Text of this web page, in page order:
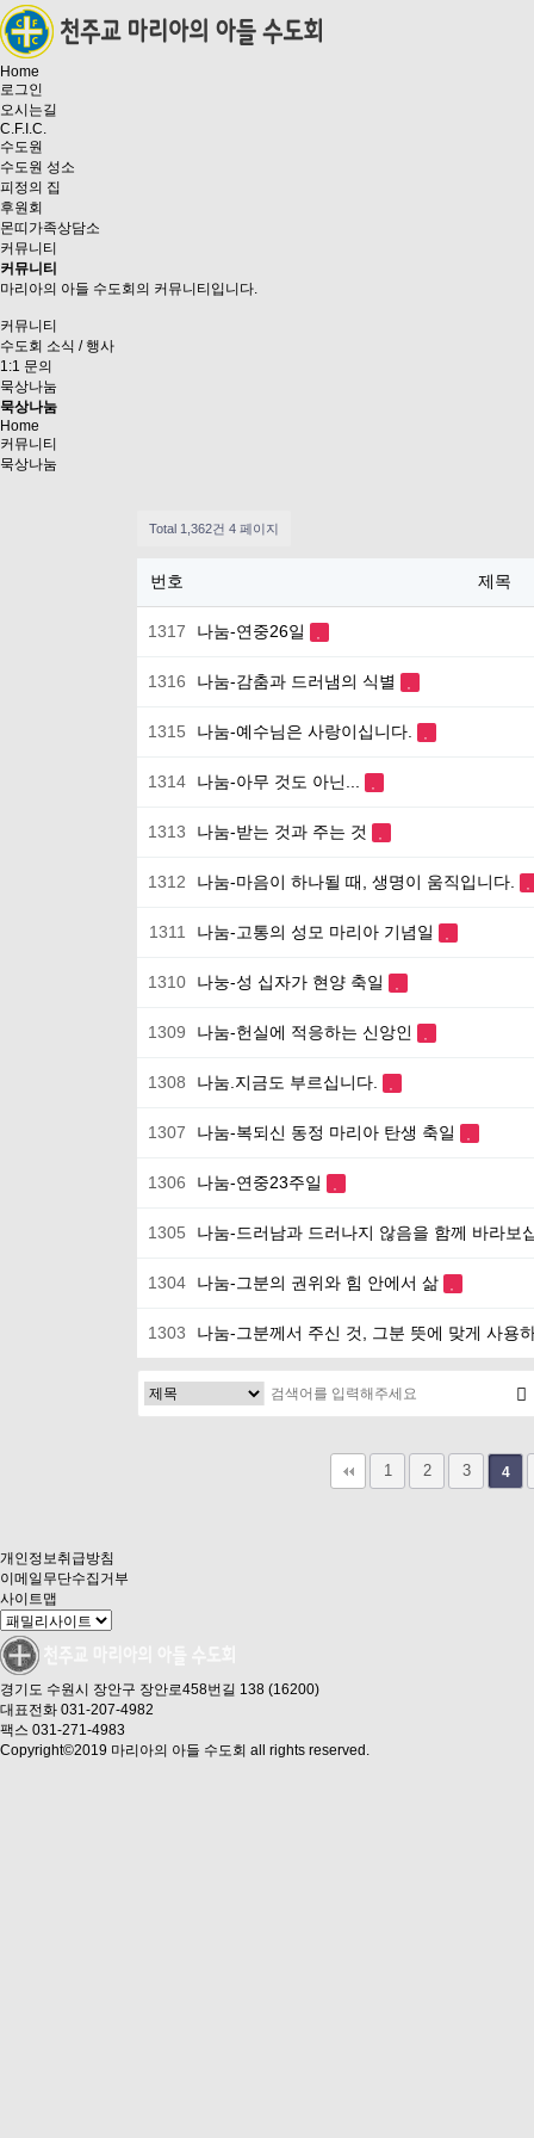
Home
로그인
오시는길
C.F.I.C.
수도원
수도원 성소
피정의 집
후원회
몬띠가족상담소
커뮤니티
커뮤니티
마리아의 아들 수도회의 커뮤니티입니다.
커뮤니티
수도회 소식 / 행사
1:1 문의
묵상나눔
묵상나눔
Home
커뮤니티
묵상나눔
Total 1,362건 4 페이지
번호 제목
1317 나눔-연중26일
1316 나눔-감춤과 드러냄의 식별
1315 나눔-예수님은 사랑이십니다.
1314 나눔-아무 것도 아닌...
1313 나눔-받는 것과 주는 것
1312 나눔-마음이 하나될 때, 생명이 움직입니다.
1311 나눔-고통의 성모 마리아 기념일
1310 나눙-성 십자가 현양 축일
1309 나눔-헌실에 적응하는 신앙인
1308 나눔.지금도 부르십니다.
1307 나눔-복되신 동정 마리아 탄생 축일
1306 나눔-연중23주일
1305 나눔-드러남과 드러나지 않음을 함께 바라보
1304 나눔-그분의 권위와 힘 안에서 삶
1303 나눔-그분께서 주신 것, 그분 뜻에 맞게 사용
1 2 3 4
개인정보취급방침
이메일무단수집거부
사이트맵
경기도 수원시 장안구 장안로458번길 138 (16200)
대표전화 031-207-4982
팩스 031-271-4983
Copyright©2019 마리아의 아들 수도회 all rights reserved.